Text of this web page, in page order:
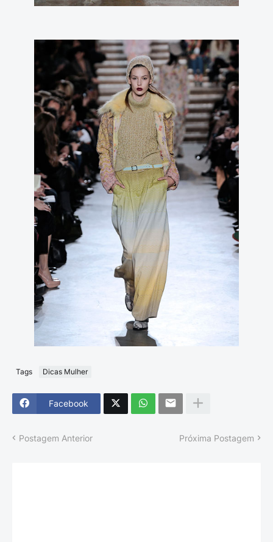
Tags Dicas Mulher
Facebook
Postagem Anterior Próxima Postagem